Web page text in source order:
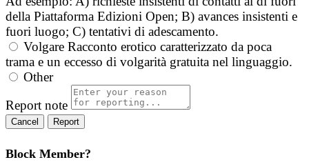
della Piattaforma Edizioni Open; B) avances insistenti e
fuori luogo; C) tentativi di adescamento.
Volgare Racconto erotico caratterizzato da poca
trama e un eccesso di volgarità gratuita nel linguaggio.
Other
Report note
Report
Block Member?